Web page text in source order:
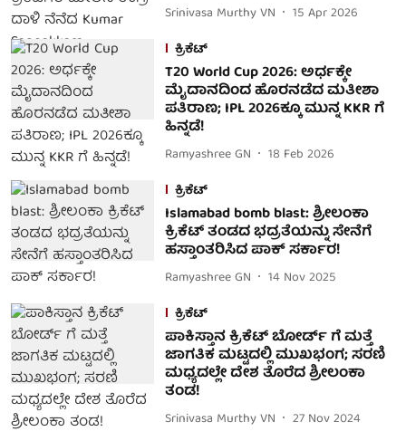
Srinivasa Murthy VN
15 Apr 2026
ಕ್ರಿಕೆಟ್
T20 World Cup 2026: ಅರ್ಧಕ್ಕೇ
ಮೈದಾನದಿಂದ ಹೊರನಡೆದ ಮತೀಶಾ
ಪತಿರಾಣ; IPL 2026ಕ್ಕೂ ಮುನ್ನ KKR ಗೆ
ಹಿನ್ನಡೆ!
Ramyashree GN
18 Feb 2026
ಕ್ರಿಕೆಟ್
Islamabad bomb blast: ಶ್ರೀಲಂಕಾ
ಕ್ರಿಕೆಟ್ ತಂಡದ ಭದ್ರತೆಯನ್ನು ಸೇನೆಗೆ
ಹಸ್ತಾಂತರಿಸಿದ ಪಾಕ್ ಸರ್ಕಾರ!
Ramyashree GN
14 Nov 2025
ಕ್ರಿಕೆಟ್
ಪಾಕಿಸ್ತಾನ ಕ್ರಿಕೆಟ್ ಬೋರ್ಡ್ ಗೆ ಮತ್ತೆ
ಜಾಗತಿಕ ಮಟ್ಟದಲ್ಲಿ ಮುಖಭಂಗ; ಸರಣಿ
ಮಧ್ಯದಲ್ಲೇ ದೇಶ ತೊರೆದ ಶ್ರೀಲಂಕಾ
ತಂಡ!
Srinivasa Murthy VN
27 Nov 2024